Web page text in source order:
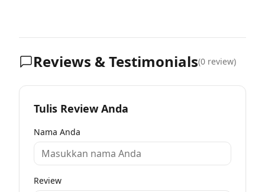
Reviews & Testimonials(0 review)
Tulis Review Anda
Nama Anda
Review